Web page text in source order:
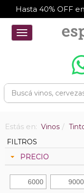
Hasta 40% OFF
Toggle
navigation
Estás en: Vinos
FILTROS
PRECIO